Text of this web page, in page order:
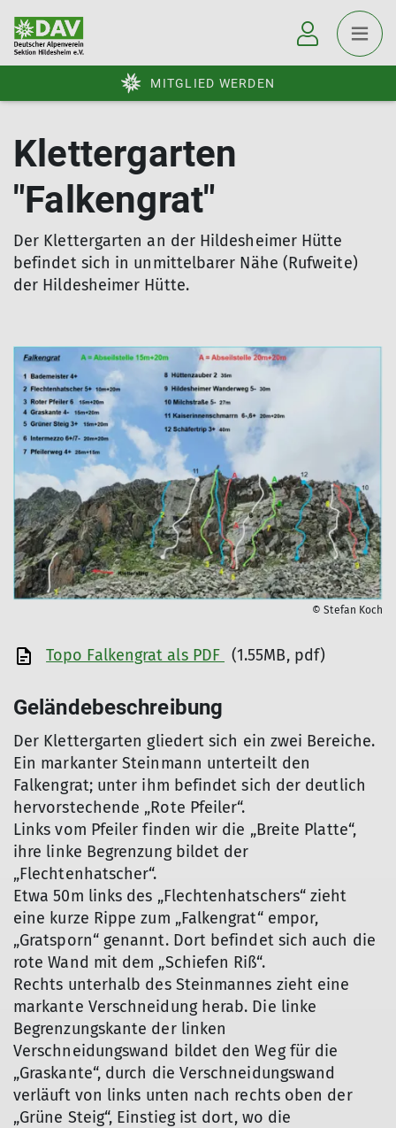
MITGLIED WERDEN
Klettergarten
"Falkengrat"
Der Klettergarten an der Hildesheimer Hütte
befindet sich in unmittelbarer Nähe (Rufweite)
der Hildesheimer Hütte.
© Stefan Koch
Topo Falkengrat als PDF (1.55MB, pdf)
Geländebeschreibung
Der Klettergarten gliedert sich ein zwei Bereiche.
Ein markanter Steinmann unterteilt den
Falkengrat; unter ihm befindet sich der deutlich
hervorstechende „Rote Pfeiler“.
Links vom Pfeiler finden wir die „Breite Platte“,
ihre linke Begrenzung bildet der
„Flechtenhatscher“.
Etwa 50m links des „Flechtenhatschers“ zieht
eine kurze Rippe zum „Falkengrat“ empor,
„Gratsporn“ genannt. Dort befindet sich auch die
rote Wand mit dem „Schiefen Riß“.
Rechts unterhalb des Steinmannes zieht eine
markante Verschneidung herab. Die linke
Begrenzungskante der linken
Verschneidungswand bildet den Weg für die
„Graskante“, durch die Verschneidungswand
verläuft von links unten nach rechts oben der
„Grüne Steig“, Einstieg ist dort, wo die